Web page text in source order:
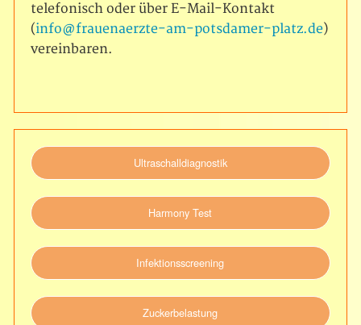
telefonisch oder über E-Mail-Kontakt
(info@frauenaerzte-am-potsdamer-platz.de)
vereinbaren.
Ultraschalldiagnostik
Harmony Test
Infektionsscreening
Zuckerbelastung